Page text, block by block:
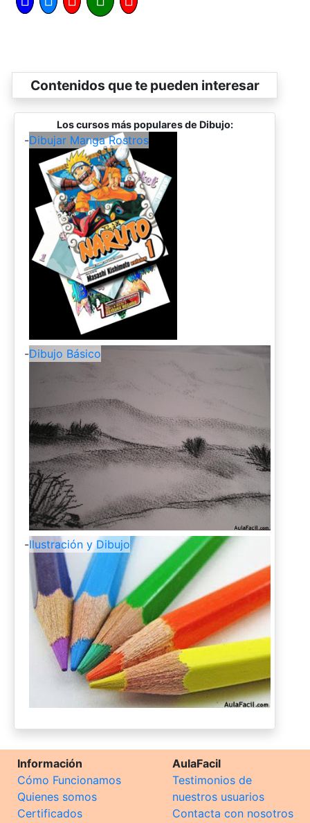
Contenidos que te pueden interesar
Los cursos más populares de Dibujo:
-Dibujar Manga Rostros
-Dibujo Básico
-Ilustración y Dibujo
Información
Cómo Funcionamos
Quienes somos
Certificados
AulaFacil
Testimonios de
nuestros usuarios
Contacta con nosotros